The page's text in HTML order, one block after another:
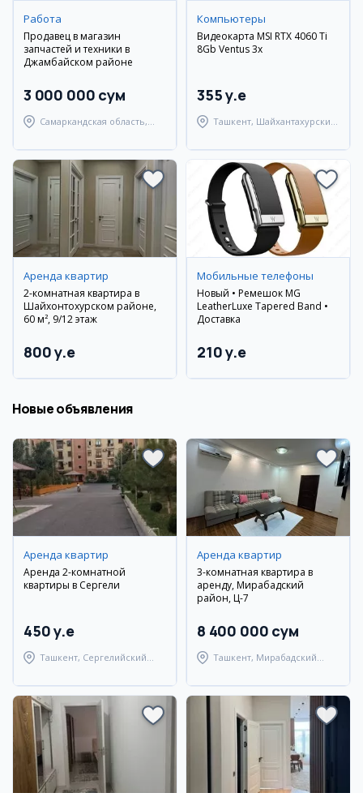
Работа
Продавец в магазин
запчастей и техники в
Джамбайском районе
3 000 000 сум
Самаркандская область,
Компьютеры
Видеокарта MSI RTX 4060 Ti
8Gb Ventus 3x
355 y.e
Ташкент, Шайхантахурский
Аренда квартир
2-комнатная квартира в
Шайхонтохурском районе,
60 м², 9/12 этаж
800 y.e
Мобильные телефоны
Новый • Ремешок MG
LeatherLuxe Tapered Band •
Доставка
210 y.e
Новые объявления
Аренда квартир
Аренда 2-комнатной
квартиры в Сергели
450 y.e
Ташкент, Сергелийский
Аренда квартир
3-комнатная квартира в
аренду, Мирабадский
район, Ц-7
8 400 000 сум
Ташкент, Мирабадский